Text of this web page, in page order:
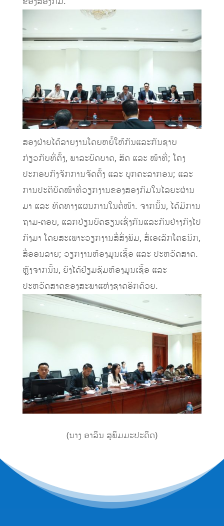
ສອງຝ່າຍໄດ້ລາຍງານໂດຍຫຍໍ້ໃຫ້ກັນແລະກັນຊາບ
ກ່ຽວກັບທີ່ຕັ້ງ, ພາລະບົດບາດ, ສິດ ແລະ ໜ້າທີ່; ໂຄງ
ປະກອບກົງຈັກການຈັດຕັ້ງ ແລະ ບຸກຄະລາກອນ; ແລະ
ການປະຕິບັດໜ້າທີ່ວຽກງານຂອງສອງກົມໃນໄລຍະຜ່ານ
ມາ ແລະ ທິດທາງແຜນການໃນຕໍ່ໜ້າ. ຈາກນັ້ນ, ໄດ້ມີການ
ຖາມ-ຕອບ, ແລກປ່ຽນບົດຮຽນເຊິ່ງກັນແລະກັນຢ່າງກົງໄປ
ກົງມາ ໂດຍສະເພາະວຽກງານສື່ສິ່ງພິມ, ສື່ເອເລັກໂຕຣນິກ,
ສື່ອອນລາຍ; ວຽກງານຫ້ອງມູນເຊື້ອ ແລະ ປະຫວັດສາດ.
ຫຼັງຈາກນັ້ນ, ຍັງໄດ້ຢ້ຽມຊົມຫ້ອງມູນເຊື້ອ ແລະ
ປະຫວັດສາດຂອງສະພາແຫ່ງຊາດອີກດ້ວຍ.
(ນາງ ອາລິນ ສຸພິມມະປະດິດ)